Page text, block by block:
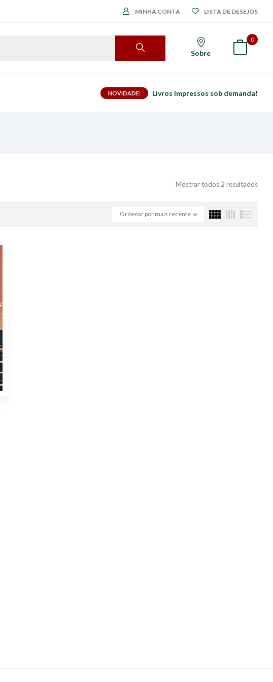
MINHA CONTA LISTA DE DESEJOS
Sobre
0
NOVIDADE: Livros impressos sob demanda!
Mostrar todos 2 resultados
Ordenar por mais recente